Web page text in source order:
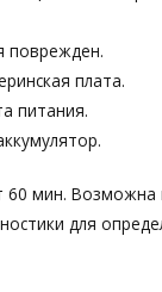
поврежден.
плата.
питания.
60 мин. Возможна
для